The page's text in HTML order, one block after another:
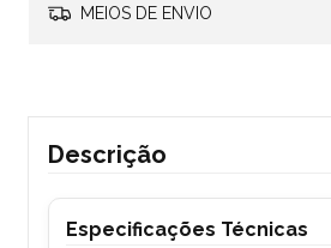
MEIOS DE ENVIO
Descrição
Especificações Técnicas